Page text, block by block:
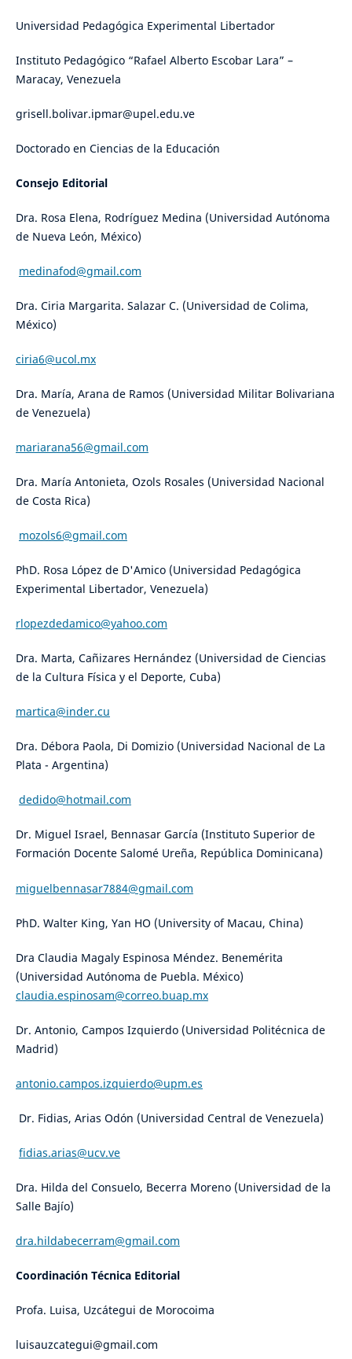
Universidad Pedagógica Experimental Libertador
Instituto Pedagógico “Rafael Alberto Escobar Lara” –
Maracay, Venezuela
grisell.bolivar.ipmar@upel.edu.ve
Doctorado en Ciencias de la Educación
Consejo Editorial
Dra. Rosa Elena, Rodríguez Medina (Universidad Autónoma
de Nueva León, México)
medinafod@gmail.com
Dra. Ciria Margarita. Salazar C. (Universidad de Colima,
México)
ciria6@ucol.mx
Dra. María, Arana de Ramos (Universidad Militar Bolivariana
de Venezuela)
mariarana56@gmail.com
Dra. María Antonieta, Ozols Rosales (Universidad Nacional
de Costa Rica)
mozols6@gmail.com
PhD. Rosa López de D'Amico (Universidad Pedagógica
Experimental Libertador, Venezuela)
rlopezdedamico@yahoo.com
Dra. Marta, Cañizares Hernández (Universidad de Ciencias
de la Cultura Física y el Deporte, Cuba)
martica@inder.cu
Dra. Débora Paola, Di Domizio (Universidad Nacional de La
Plata - Argentina)
dedido@hotmail.com
Dr. Miguel Israel, Bennasar García (Instituto Superior de
Formación Docente Salomé Ureña, República Dominicana)
miguelbennasar7884@gmail.com
PhD. Walter King, Yan HO (University of Macau, China)
Dra Claudia Magaly Espinosa Méndez. Benemérita
(Universidad Autónoma de Puebla. México)
claudia.espinosam@correo.buap.mx
Dr. Antonio, Campos Izquierdo (Universidad Politécnica de
Madrid)
antonio.campos.izquierdo@upm.es
Dr. Fidias, Arias Odón (Universidad Central de Venezuela)
fidias.arias@ucv.ve
Dra. Hilda del Consuelo, Becerra Moreno (Universidad de la
Salle Bajío)
dra.hildabecerram@gmail.com
Coordinación Técnica Editorial
Profa. Luisa, Uzcátegui de Morocoima
luisauzcategui@gmail.com